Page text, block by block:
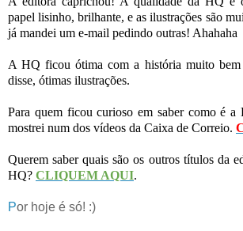
papel lisinho, brilhante, e as ilustrações são
já mandei um e-mail pedindo outras! Ahahaha
A HQ ficou ótima com a história muito bem
disse, ótimas ilustrações.
Para quem ficou curioso em saber como é
mostrei num dos vídeos da Caixa de Correio.
Querem saber quais são os outros títulos da
HQ? CLIQUEM AQUI.
Por hoje é só! :)